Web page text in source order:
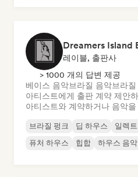
Dreamers Island
레이블, 출판사
> 1000 개의 답변 제공
베이스 음악브라질 음악브라질
아티스트에게 출판 계약 제안
아티스트와 계약하거나 음악
브라질 펑크 딥 하우스 일렉
퓨처 하우스
힙합 하우스 음악